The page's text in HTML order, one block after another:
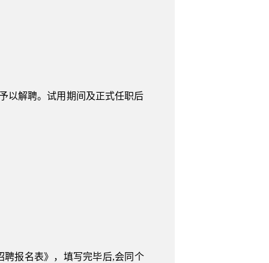
以解聘。试用期间及正式任职后
聘报名表》，填写完毕后,会同个